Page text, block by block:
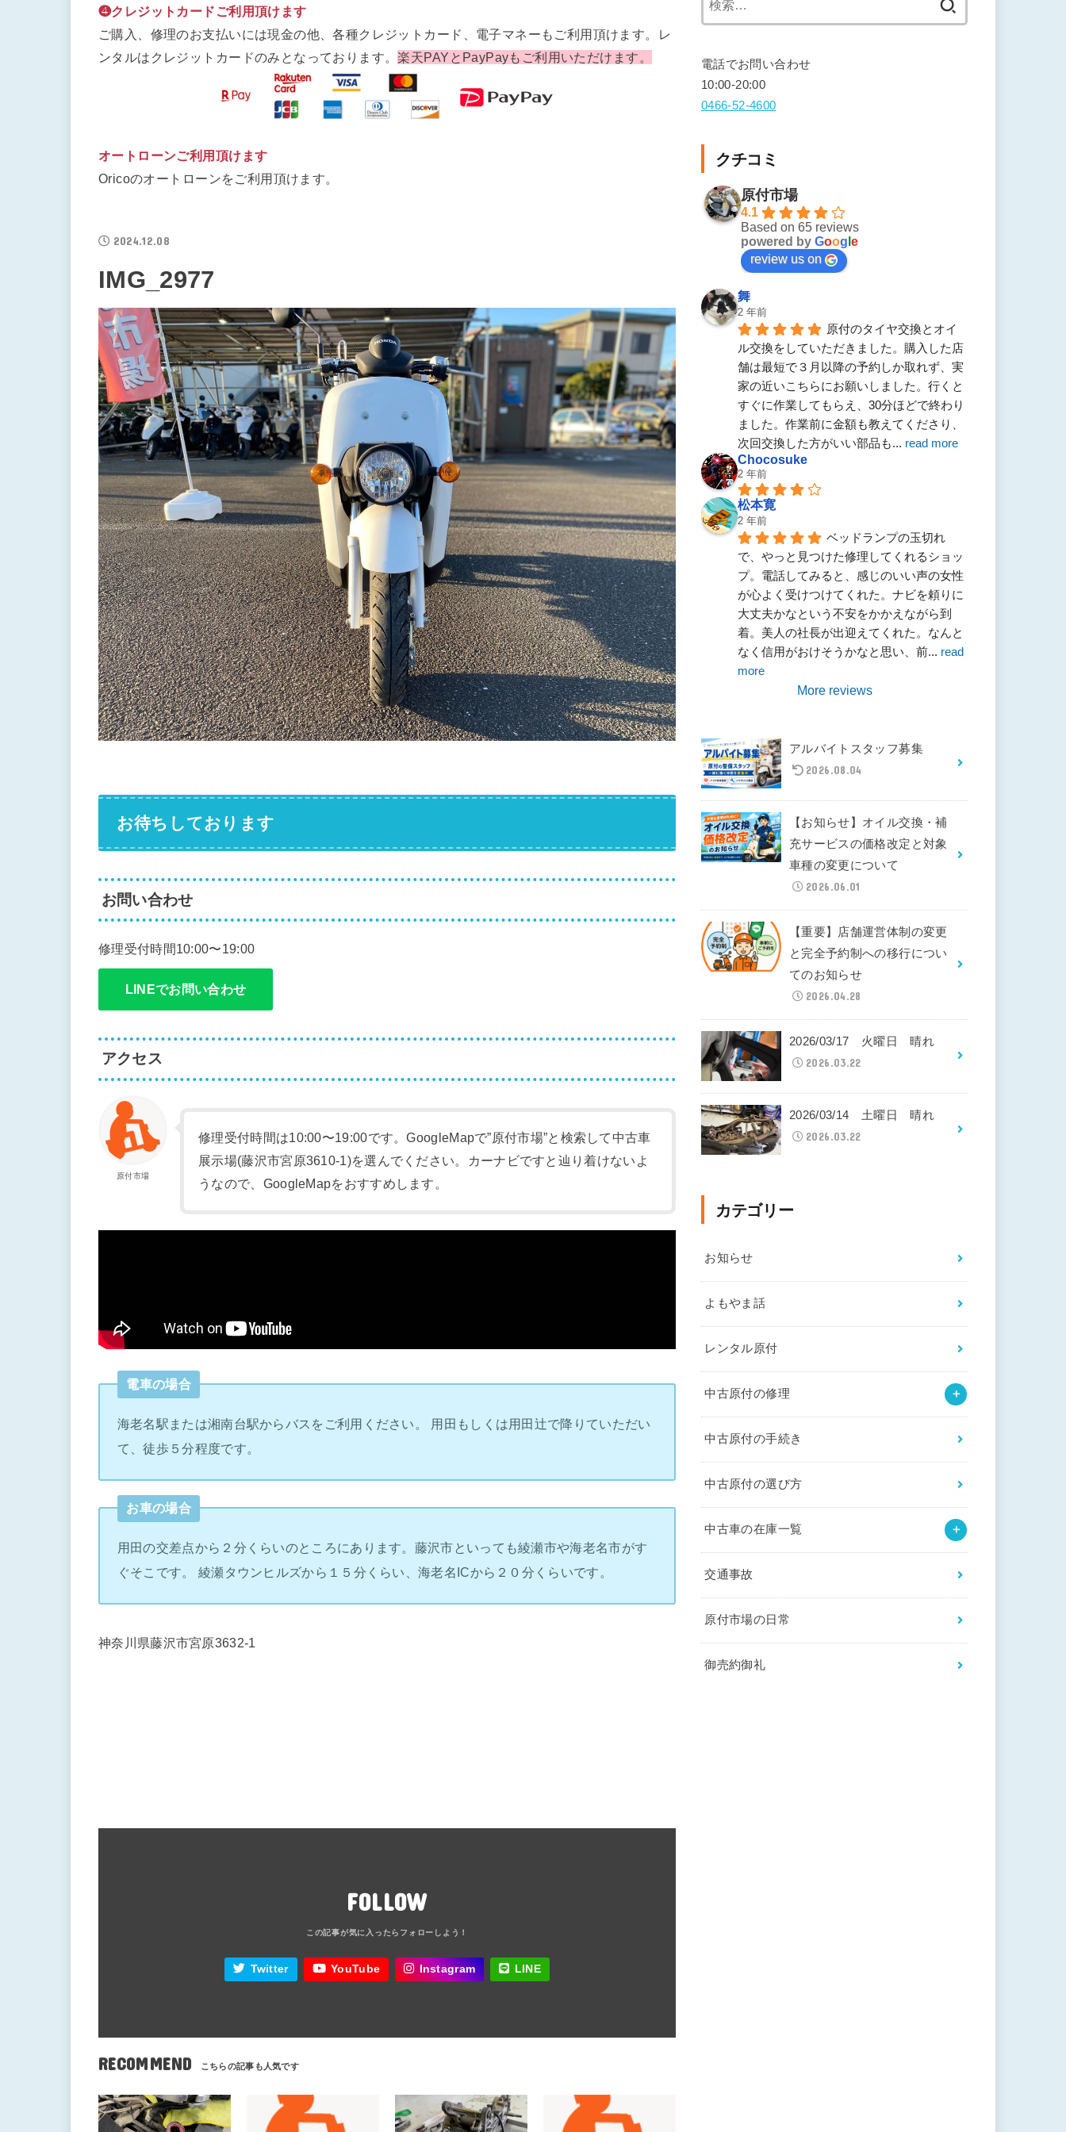
❹クレジットカードご利用頂けます
ご購入、修理のお支払いには現金の他、各種クレジットカード、電子マネーもご利用頂けます。レ
ンタルはクレジットカードのみとなっております。楽天PAYとPayPayもご利用いただけます。
オートローンご利用頂けます
Oricoのオートローンをご利用頂けます。
2024.12.08
IMG_2977
お待ちしております
お問い合わせ
修理受付時間10:00〜19:00
LINEでお問い合わせ
アクセス
原付市場
修理受付時間は10:00〜19:00です。GoogleMapで”原付市場”と検索して中古車
展示場(藤沢市宮原3610-1)を選んでください。カーナビですと辿り着けないよ
うなので、GoogleMapをおすすめします。
電車の場合
海老名駅または湘南台駅からバスをご利用ください。 用田もしくは用田辻で降りていただい
て、徒歩５分程度です。
お車の場合
用田の交差点から２分くらいのところにあります。藤沢市といっても綾瀬市や海老名市がす
ぐそこです。 綾瀬タウンヒルズから１５分くらい、海老名ICから２０分くらいです。
神奈川県藤沢市宮原3632-1
FOLLOW
Twitter YouTube Instagram LINE
RECOMMEND
電話でお問い合わせ
10:00-20:00
0466-52-4600
クチコミ
原付市場
4.1
Based on 65 reviews
powered by Goog e
review us on
舞
2 年前
原付のタイヤ交換とオイ
ル交換をしていただきました。購入した店
舗は最短で３月以降の予約しか取れず、実
家の近いこちらにお願いしました。行くと
すぐに作業してもらえ、30分ほどで終わり
ました。作業前に金額も教えてくださり、
次回交換した方がいい部品も... read more
Chocosuke
2 年前
松本寛
2 年前
ベッドランプの玉切れ
で、やっと見つけた修理してくれるショッ
プ。電話してみると、感じのいい声の女性
が心よく受けつけてくれた。ナビを頼りに
大丈夫かなという不安をかかえながら到
着。美人の社長が出迎えてくれた。なんと
なく信用がおけそうかなと思い、前... read
more
More reviews
アルバイトスタッフ募集
2026.08.04
【お知らせ】オイル交換・補
充サービスの価格改定と対象
車種の変更について
2026.06.01
【重要】店舗運営体制の変更
と完全予約制への移行につい
てのお知らせ
2026.04.28
2026/03/17 火曜日 晴れ
2026.03.22
2026/03/14 土曜日 晴れ
2026.03.22
カテゴリー
お知らせ
よもやま話
レンタル原付
中古原付の修理
中古原付の手続き
中古原付の選び方
中古車の在庫一覧
交通事故
原付市場の日常
御売約御礼